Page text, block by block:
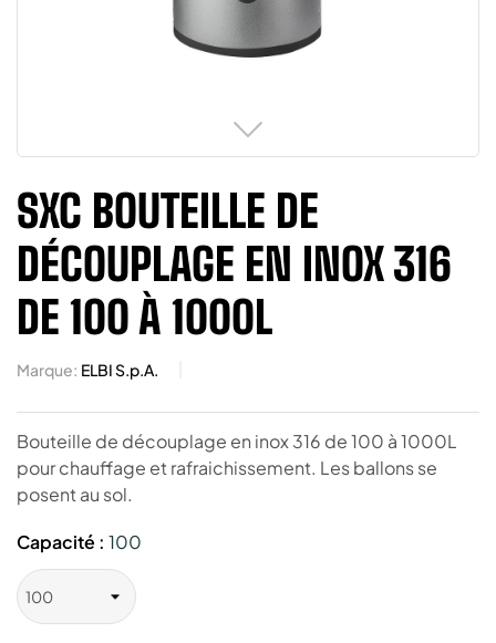
SXC BOUTEILLE DE
DÉCOUPLAGE EN INOX 316
DE 100 À 1000L
Marque: ELBI S.p.A.
Bouteille de découplage en inox 316 de 100 à 1000L
pour chauffage et rafraichissement. Les ballons se
posent au sol.
Capacité : 100